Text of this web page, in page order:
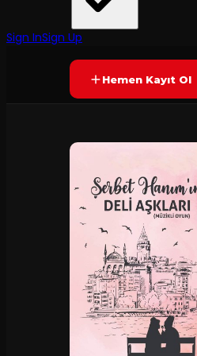
Sign InSign UpYAKINDA
Hemen Kayıt Ol